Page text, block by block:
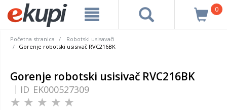
0
Početna stranica
Robotski usisavači
Gorenje robotski usisivač RVC216BK
Gorenje robotski usisivač RVC216BK
ID EK000527309